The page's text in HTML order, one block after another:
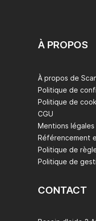
À PROPOS
À propos de
Politique de
Politique de
CGU
Mentions légales
Référencement
Politique de
Politique de
CONTACT